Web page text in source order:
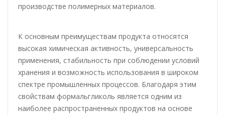
производстве полимерных материалов.
К основным преимуществам продукта относятся
высокая химическая активность, универсальность
применения, стабильность при соблюдении условий
хранения и возможность использования в широком
спектре промышленных процессов. Благодаря этим
свойствам формальгликоль является одним из
наиболее распространенных продуктов на основе